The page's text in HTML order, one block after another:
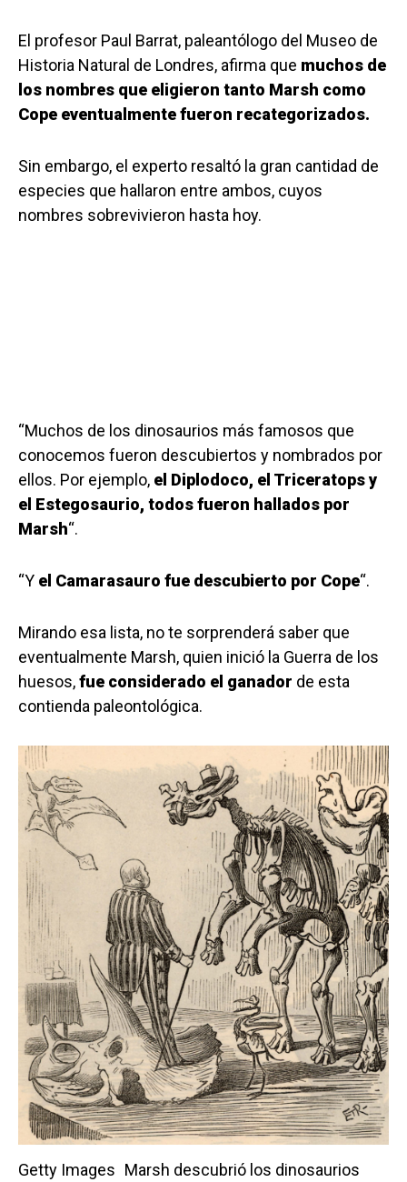
El profesor Paul Barrat, paleantólogo del Museo de
Historia Natural de Londres, afirma que muchos de
los nombres que eligieron tanto Marsh como
Cope eventualmente fueron recategorizados.
Sin embargo, el experto resaltó la gran cantidad de
especies que hallaron entre ambos, cuyos
nombres sobrevivieron hasta hoy.
“Muchos de los dinosaurios más famosos que
conocemos fueron descubiertos y nombrados por
ellos. Por ejemplo, el Diplodoco, el Triceratops y
el Estegosaurio, todos fueron hallados por
Marsh“.
“Y el Camarasauro fue descubierto por Cope“.
Mirando esa lista, no te sorprenderá saber que
eventualmente Marsh, quien inició la Guerra de los
huesos,fue considerado el ganador de esta
contienda paleontológica.
Getty Images Marsh descubrió los dinosaurios